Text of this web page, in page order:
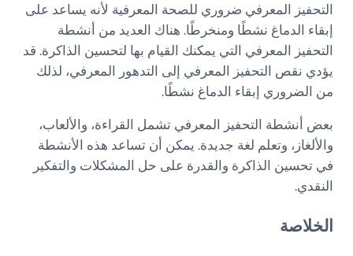
التحفيز المعرفي ضروري للصحة المعرفية لأنه يساعد على
إبقاء الدماغ نشطًا ومنخرطًا. هناك العديد من أنشطة
التحفيز المعرفي التي يمكنك القيام بها لتحسين الذاكرة. قد
يؤدي نقص التحفيز المعرفي إلى التدهور المعرفي، لذلك
من الضروري إبقاء الدماغ نشطًا.
بعض أنشطة التحفيز المعرفي تشمل القراءة، والألعاب،
والألغاز، وتعلم لغة جديدة. يمكن أن تساعد هذه الأنشطة
في تحسين الذاكرة والقدرة على حل المشكلات والتفكير
النقدي.
الخلاصة